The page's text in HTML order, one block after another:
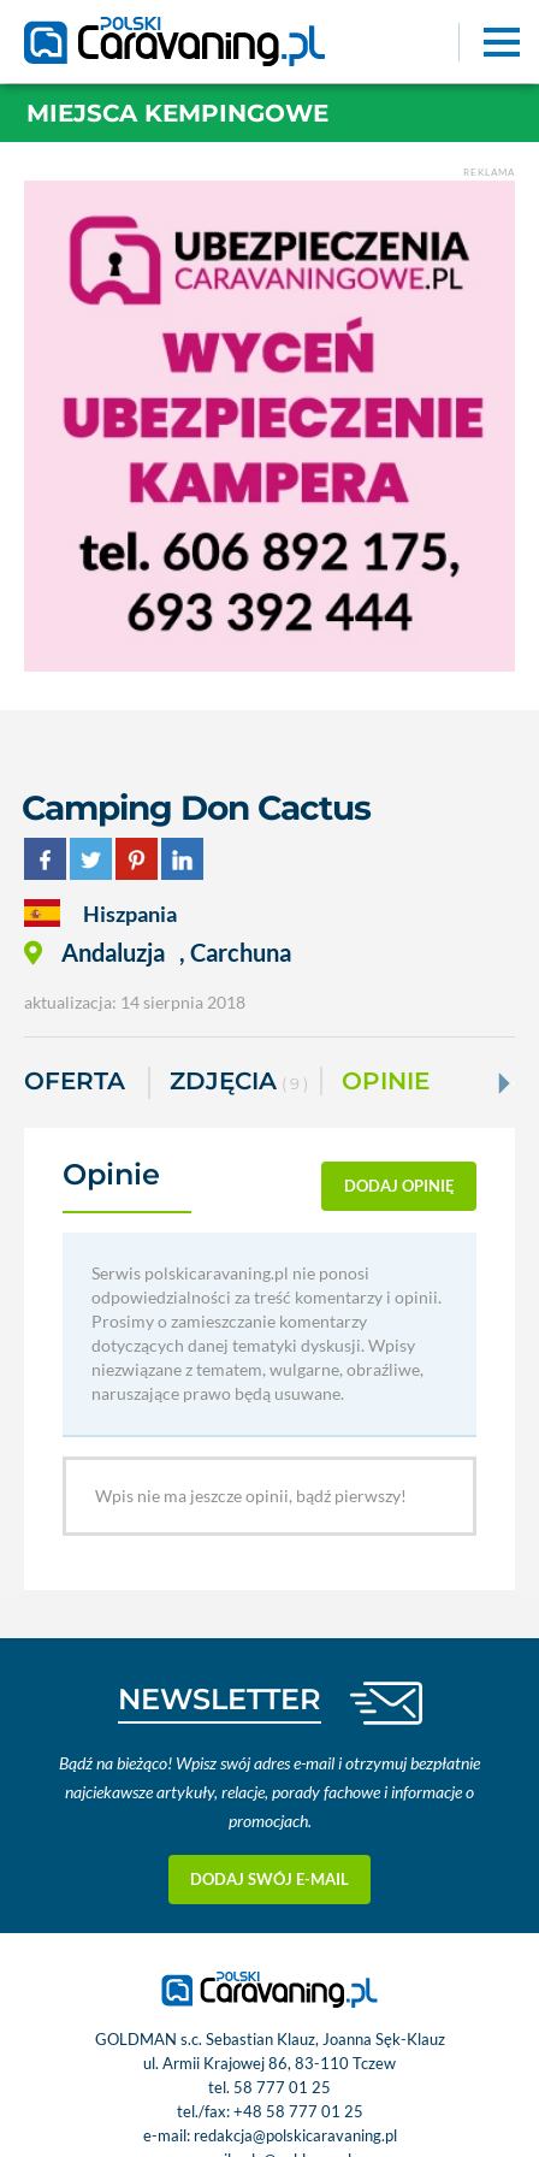
MIEJSCA KEMPINGOWE
REKLAMA
Camping Don Cactus
Hiszpania
Andaluzja , Carchuna
aktualizacja: 14 sierpnia 2018
OFERTA ZDJĘCIA ( 9 ) OPINIE
Opinie DODAJ OPINIĘ
Serwis polskicaravaning.pl nie ponosi
odpowiedzialności za treść komentarzy i opinii.
Prosimy o zamieszczanie komentarzy
dotyczących danej tematyki dyskusji. Wpisy
niezwiązane z tematem, wulgarne, obraźliwe,
naruszające prawo będą usuwane.
Wpis nie ma jeszcze opinii, bądź pierwszy!
NEWSLETTER
Bądź na bieżąco! Wpisz swój adres e-mail i otrzymuj bezpłatnie
najciekawsze artykuły, relacje, porady fachowe i informacje o
promocjach.
DODAJ SWÓJ E-MAIL
GOLDMAN s.c. Sebastian Klauz, Joanna Sęk-Klauz
ul. Armii Krajowej 86, 83-110 Tczew
tel. 58 777 01 25
tel./fax:+48 58 777 01 25
e-mail: redakcja@polskicaravaning.pl